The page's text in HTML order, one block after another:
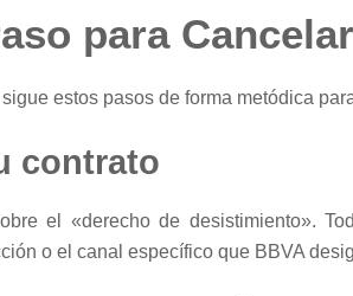
para
estos pasos de forma metódica
contrato
el «derecho de desistimiento».
o el canal específico que BBVA